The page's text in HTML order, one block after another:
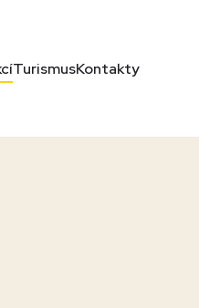
TurismusKontakty